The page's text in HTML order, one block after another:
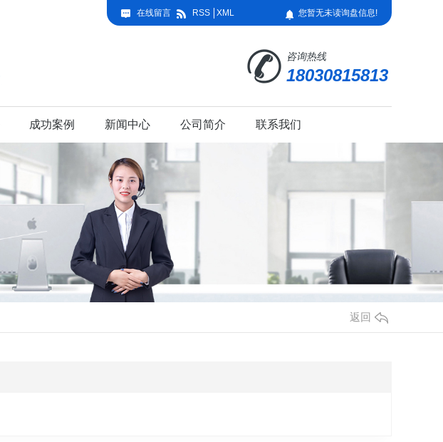
在线留言 RSS XML 您暂无未读询盘信息!
咨询热线
18030815813
成功案例 新闻中心 公司简介 联系我们
返回